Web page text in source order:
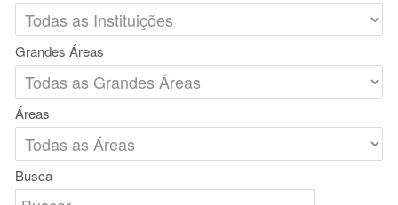
Grandes Áreas
Áreas
Busca